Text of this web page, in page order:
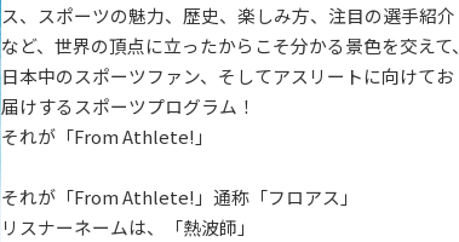
ス、スポーツの魅力、歴史、楽しみ方、注目の選手紹介
など、世界の頂点に立ったからこそ分かる景色を交えて、
日本中のスポーツファン、そしてアスリートに向けてお
届けするスポーツプログラム！
それが「From Athlete!」
それが「From Athlete!」通称「フロアス」
リスナーネームは、「熱波師」